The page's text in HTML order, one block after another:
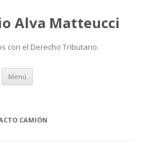
Alva Matteucci
con el Derecho Tributario.
Menú Ir
contenido
CAMIÓN